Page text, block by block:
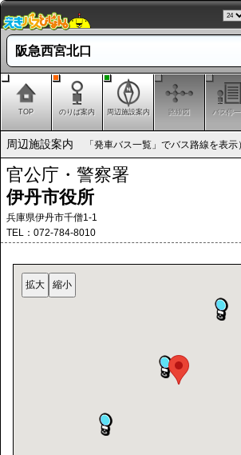
阪急西宮北口
TOP のりば案内 周辺施設案内 路線図 バス停
周辺施設案内 「発車バス一覧」でバス路線を表示）
官公庁・警察署
伊丹市役所
兵庫県伊丹市千僧1-1
TEL：072-784-8010